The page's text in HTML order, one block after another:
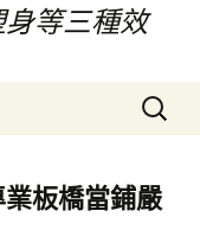
等三種效
搜
尋
鍵
字:
板橋當鋪嚴